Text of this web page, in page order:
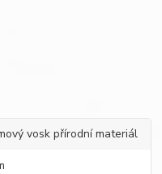
vosk přírodní materiál